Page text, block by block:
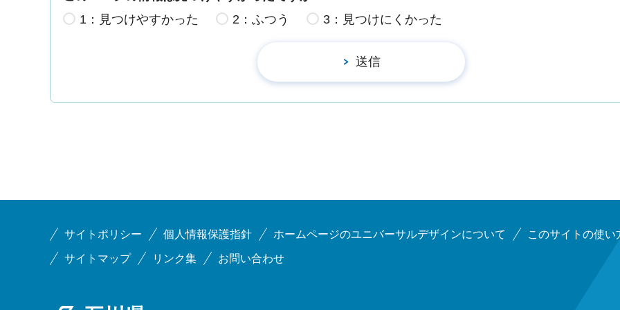
1：見つけやすかった
2：ふつう 3：見つけにくかった
サイトポリシー 個人情報保護指針 ホームページのユニバーサルデザインについて このサイトの使い
サイトマップ リンク集 お問い合わせ